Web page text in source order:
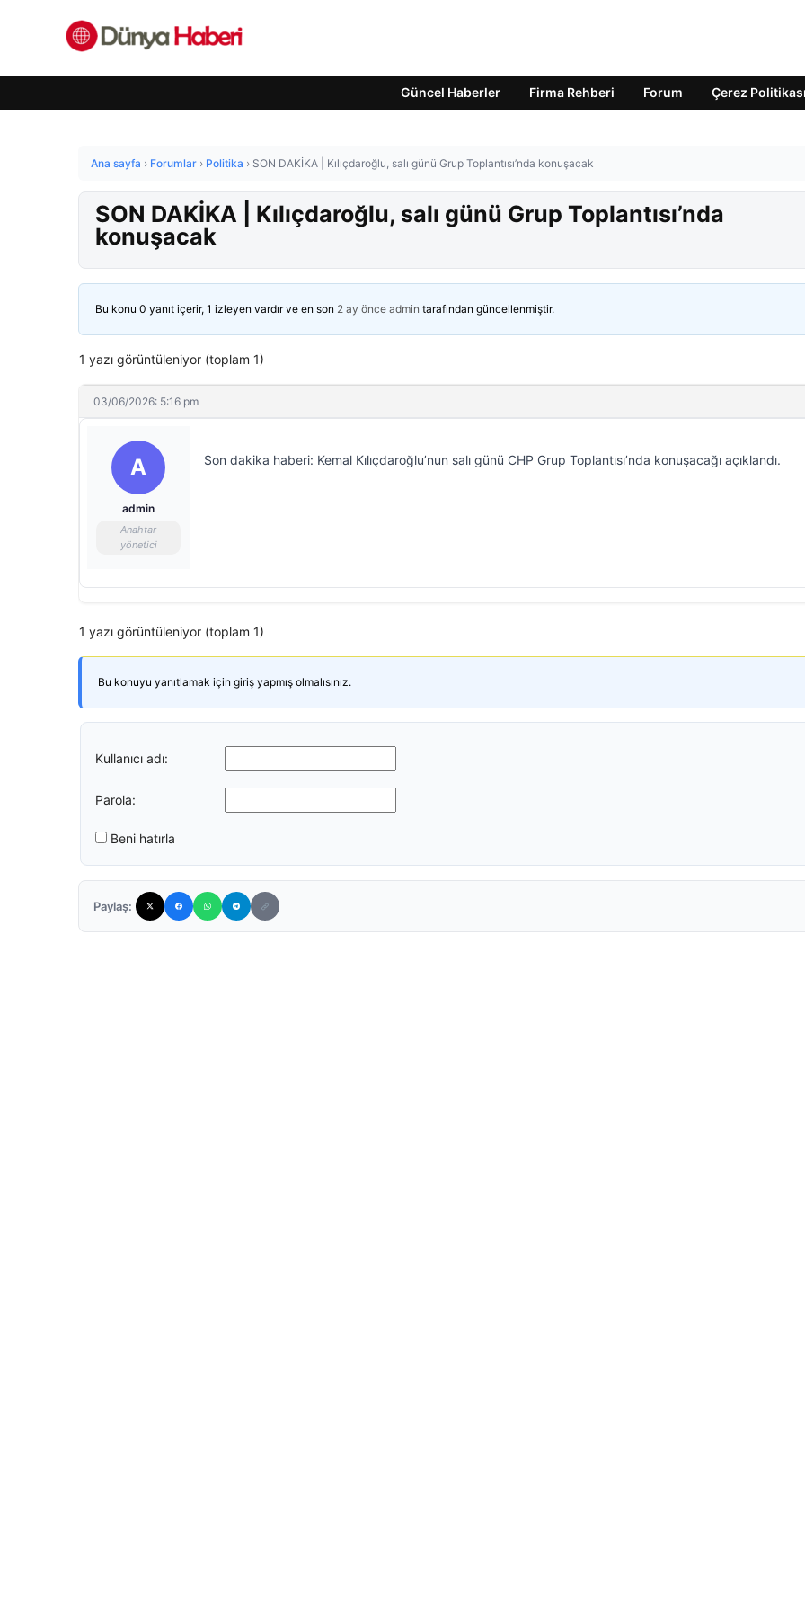
Güncel Haberler Firma Rehberi Forum Çerez Politikası
Ana sayfa › Forumlar › Politika › SON DAKİKA | Kılıçdaroğlu, salı günü Grup Toplantısı’nda konuşacak
SON DAKİKA | Kılıçdaroğlu, salı günü Grup Toplantısı’nda
konuşacak
Bu konu 0 yanıt içerir, 1 izleyen vardır ve en son 2 ay önce admin tarafından güncellenmiştir.
1 yazı görüntüleniyor (toplam 1)
03/06/2026: 5:16 pm
A
admin
Anahtar
yönetici
Son dakika haberi: Kemal Kılıçdaroğlu’nun salı günü CHP Grup Toplantısı’nda konuşacağı açıklandı.
1 yazı görüntüleniyor (toplam 1)
Bu konuyu yanıtlamak için giriş yapmış olmalısınız.
Kullanıcı adı:
Parola:
Beni hatırla
Paylaş: